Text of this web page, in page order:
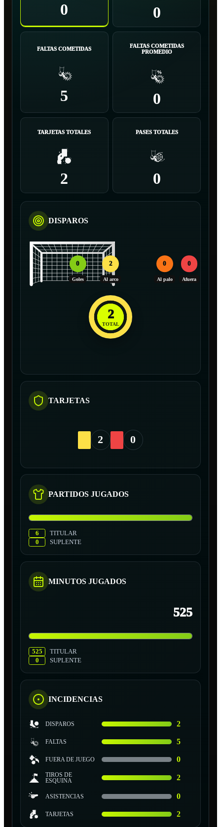
0 0
FALTAS COMETIDAS
5
FALTAS COMETIDAS
PROMEDIO
0
TARJETAS TOTALES
2
PASES TOTALES
0
DISPAROS
0
Goles
2
Al arco
0
Al palo
0
Afuera
2
TOTAL
TARJETAS
2 0
PARTIDOS JUGADOS
6
TITULAR
0
SUPLENTE
MINUTOS JUGADOS
525
525
TITULAR
0
SUPLENTE
INCIDENCIAS
DISPAROS 2
FALTAS 5
FUERA DE JUEGO 0
TIROS DE
ESQUINA
2
ASISTENCIAS 0
TARJETAS 2